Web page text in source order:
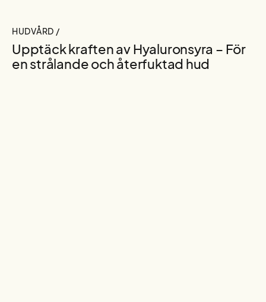
HUDVÅRD /
Upptäck kraften av Hyaluronsyra – För
en strålande och återfuktad hud